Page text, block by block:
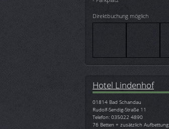
Direktbuchung möglich
Hotel Lindenhof
01814 Bad Schandau
Rudolf-Sendig-Straße 11
Telefon: 035022 4890
76 Betten + zusätzlich Aufbettung